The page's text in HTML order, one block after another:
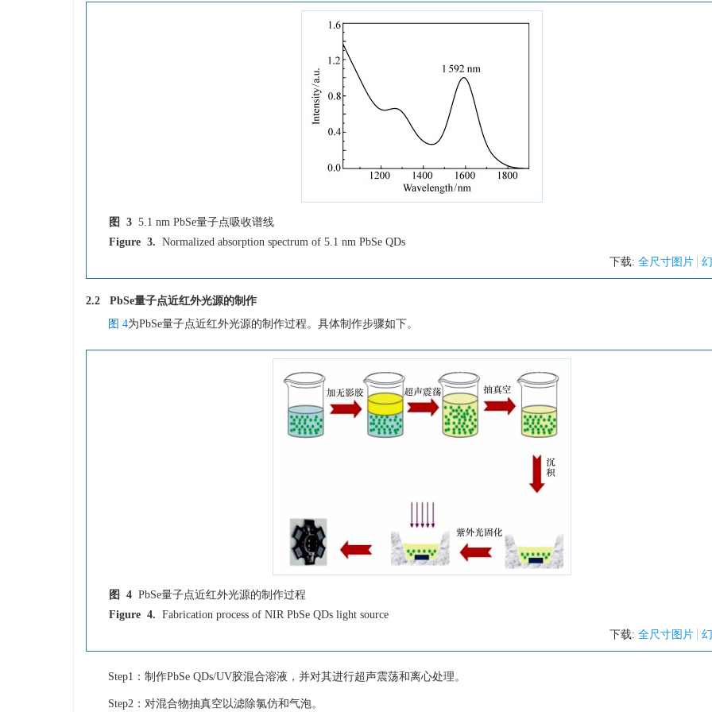
图 3 5.1 nm PbSe量子点吸收谱线
Figure 3. Normalized absorption spectrum of 5.1 nm PbSe QDs
下载: 全尺寸图片
2.2 PbSe量子点近红外光源的制作
图 4为PbSe量子点近红外光源的制作过程。具体制作步骤如下。
图 4 PbSe量子点近红外光源的制作过程
Figure 4. Fabrication process of NIR PbSe QDs light source
下载: 全尺寸图片
Step1：制作PbSe QDs/UV胶混合溶液，并对其进行超声震荡和离心处理。
Step2：对混合物抽真空以滤除氯仿和气泡。